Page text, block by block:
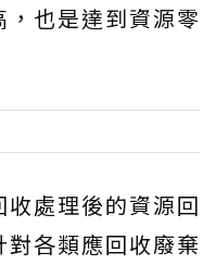
也是達到資源零
收處理後的資源回
各類應回收廢棄